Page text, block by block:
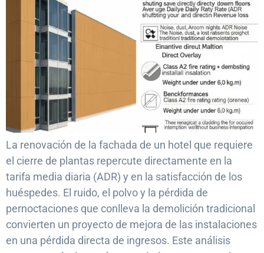
La renovación de la fachada de un hotel que requiere
el cierre de plantas repercute directamente en la
tarifa media diaria (ADR) y en la satisfacción de los
huéspedes. El ruido, el polvo y la pérdida de
pernoctaciones que conlleva la demolición tradicional
convierten un proyecto de mejora de las instalaciones
en una pérdida directa de ingresos. Este análisis